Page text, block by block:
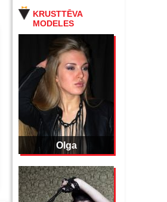
KRUSTTĒVA
MODELES
Olga